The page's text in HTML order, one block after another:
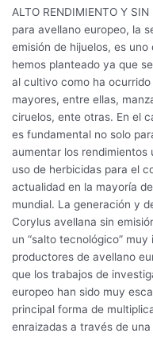
ALTO RENDIMIENTO Y
para avellano europeo, la
emisión de hijuelos, es
hemos planteado ya que
al cultivo como ha
mayores, entre ellas,
ciruelos, ente otras. En el
es fundamental no solo
aumentar los rendimientos
uso de herbicidas para el
actualidad en la mayoría
mundial. La generación y
Corylus avellana sin
un “salto tecnológico”
productores de avellano
que los trabajos de
europeo han sido muy
principal forma de
enraizadas a través de